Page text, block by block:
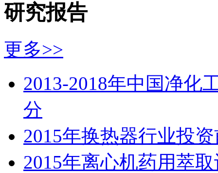
研究报告
更多>>
2013-2018年中国净化
分
2015年换热器行业投
2015年离心机药用萃